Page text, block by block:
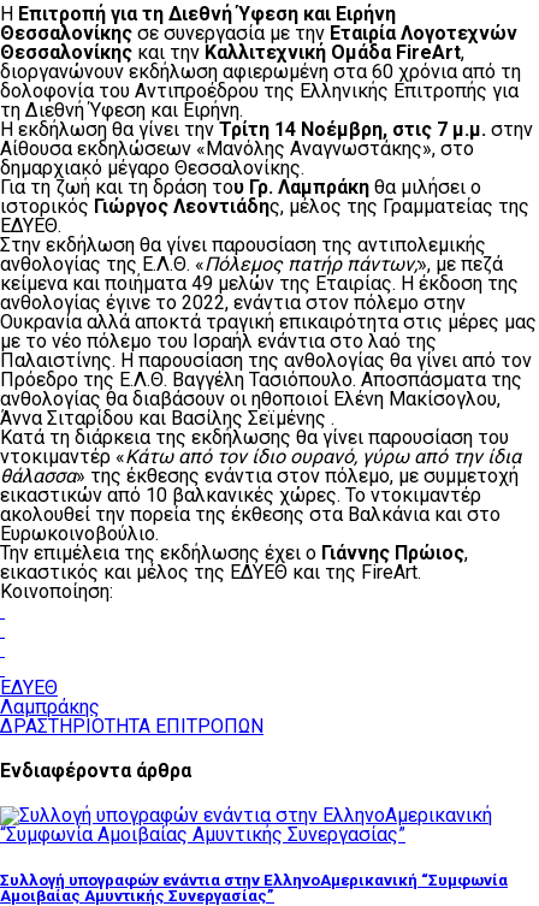
Η Επιτροπή για τη Διεθνή Ύφεση και Ειρήνη
Θεσσαλονίκης σε συνεργασία με την Εταιρία Λογοτεχνών
Θεσσαλονίκης και την Καλλιτεχνική Ομάδα FireArt,
διοργανώνουν εκδήλωση αφιερωμένη στα 60 χρόνια από τη
δολοφονία του Αντιπροέδρου της Ελληνικής Επιτροπής για
τη Διεθνή Ύφεση και Ειρήνη.
Η εκδήλωση θα γίνει την Τρίτη 14 Νοέμβρη, στις 7 μ.μ. στην
Αίθουσα εκδηλώσεων «Μανόλης Αναγνωστάκης», στο
δημαρχιακό μέγαρο Θεσσαλονίκης.
Για τη ζωή και τη δράση του Γρ. Λαμπράκη θα μιλήσει ο
ιστορικός Γιώργος Λεοντιάδης, μέλος της Γραμματείας της
ΕΔΥΕΘ.
Στην εκδήλωση θα γίνει παρουσίαση της αντιπολεμικής
ανθολογίας της Ε.Λ.Θ. «Πόλεμος πατήρ πάντων;», με πεζά
κείμενα και ποιήματα 49 μελών της Εταιρίας. Η έκδοση της
ανθολογίας έγινε το 2022, ενάντια στον πόλεμο στην
Ουκρανία αλλά αποκτά τραγική επικαιρότητα στις μέρες μας
με το νέο πόλεμο του Ισραήλ ενάντια στο λαό της
Παλαιστίνης. Η παρουσίαση της ανθολογίας θα γίνει από τον
Πρόεδρο της Ε.Λ.Θ. Βαγγέλη Τασιόπουλο. Αποσπάσματα της
ανθολογίας θα διαβάσουν οι ηθοποιοί Ελένη Μακίσογλου,
Άννα Σιταρίδου και Βασίλης Σεϊμένης .
Κατά τη διάρκεια της εκδήλωσης θα γίνει παρουσίαση του
ντοκιμαντέρ «Κάτω από τον ίδιο ουρανό, γύρω από την ίδια
θάλασσα» της έκθεσης ενάντια στον πόλεμο, με συμμετοχή
εικαστικών από 10 βαλκανικές χώρες. Το ντοκιμαντέρ
ακολουθεί την πορεία της έκθεσης στα Βαλκάνια και στο
Ευρωκοινοβούλιο.
Την επιμέλεια της εκδήλωσης έχει ο Γιάννης Πρώιος,
εικαστικός και μέλος της ΕΔΥΕΘ και της FireArt.
Κοινοποίηση:
ΕΔΥΕΘ
Λαμπράκης
ΔΡΑΣΤΗΡΙΟΤΗΤΑ ΕΠΙΤΡΟΠΩΝ
Ενδιαφέροντα άρθρα
Συλλογή υπογραφών ενάντια στην ΕλληνοΑμερικανική “Συμφωνία
Αμοιβαίας Αμυντικής Συνεργασίας”